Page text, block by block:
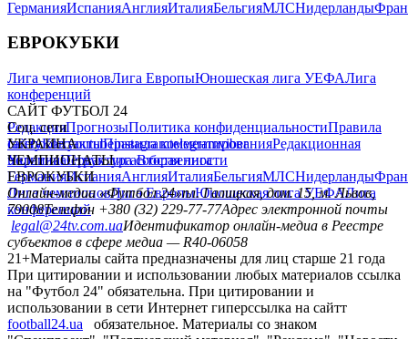
ГерманияИспанияАнглияИталияБельгияМЛСНидерланды
ЕВРОКУБКИ
Лига чемпионовЛига ЕвропыЮношеская лига УЕФАЛига
конференций
САЙТ ФУТБОЛ 24
РедакцияПрогнозыПолитика конфиденциальностиПравила
сайтуКонтактыПравила комментированияРедакционная
политикаСтруктура собственности
Соц. сети
facebookxyoutubeinstagramtelegramviber
УКРАИНА
УкраинаПервая лигаВторая лига
ЧЕМПИОНАТЫ
ГерманияИспанияАнглияИталияБельгияМЛСНидерланды
ЕВРОКУБКИ
Лига чемпионовЛига ЕвропыЮношеская лига УЕФАЛига
конференций
Онлайн-медиа «Футбол 24»пл. Галицкая, дом. 15, м. Львов,
79008Телефон +380 (32) 229-77-77Адрес электронной почты
legal@24tv.com.uaИдентификатор онлайн-медиа в Реестре
субъектов в сфере медиа — R40-06058
21+Материалы сайта предназначены для лиц старше 21 года
При цитировании и использовании любых материалов ссылка
на "Футбол 24" обязательна. При цитировании и
использовании в сети Интернет гиперссылка на сайтт
football24.ua
обязательное. Материалы со знаком